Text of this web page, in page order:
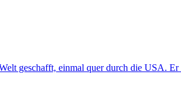
geschafft, einmal quer durch die USA.